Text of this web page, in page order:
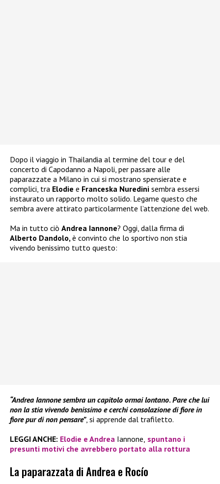
Dopo il viaggio in Thailandia al termine del tour e del
concerto di Capodanno a Napoli, per passare alle
paparazzate a Milano in cui si mostrano spensierate e
complici, tra Elodie e Franceska Nuredini sembra essersi
instaurato un rapporto molto solido. Legame questo che
sembra avere attirato particolarmente l’attenzione del web.
Ma in tutto ciò Andrea Iannone? Oggi, dalla firma di
Alberto Dandolo,è convinto che lo sportivo non stia
vivendo benissimo tutto questo:
“Andrea Iannone sembra un capitolo ormai lontano. Pare che lui
non la stia vivendo benissimo e cerchi consolazione di fiore in
fiore pur di non pensare”, si apprende dal trafiletto.
LEGGI ANCHE: Elodie e Andrea Iannone, spuntano i
presunti motivi che avrebbero portato alla rottura
La paparazzata di Andrea e Rocío